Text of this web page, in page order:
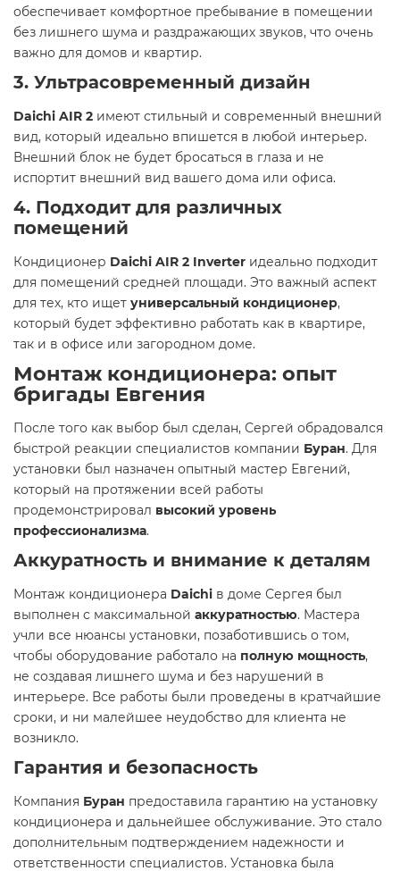
обеспечивает комфортное пребывание в помещении
без лишнего шума и раздражающих звуков, что очень
важно для домов и квартир.
3. Ультрасовременный дизайн
Daichi AIR 2 имеют стильный и современный внешний
вид, который идеально впишется в любой интерьер.
Внешний блок не будет бросаться в глаза и не
испортит внешний вид вашего дома или офиса.
4. Подходит для различных
помещений
Кондиционер Daichi AIR 2 Inverter идеально подходит
для помещений средней площади. Это важный аспект
для тех, кто ищет универсальный кондиционер,
который будет эффективно работать как в квартире,
так и в офисе или загородном доме.
Монтаж кондиционера: опыт
бригады Евгения
После того как выбор был сделан, Сергей обрадовался
быстрой реакции специалистов компании Буран. Для
установки был назначен опытный мастер Евгений,
который на протяжении всей работы
продемонстрировал высокий уровень
профессионализма.
Аккуратность и внимание к деталям
Монтаж кондиционера Daichi в доме Сергея был
выполнен с максимальной аккуратностью. Мастера
учли все нюансы установки, позаботившись о том,
чтобы оборудование работало на полную мощность,
не создавая лишнего шума и без нарушений в
интерьере. Все работы были проведены в кратчайшие
сроки, и ни малейшее неудобство для клиента не
возникло.
Гарантия и безопасность
Компания Буран предоставила гарантию на установку
кондиционера и дальнейшее обслуживание. Это стало
дополнительным подтверждением надежности и
ответственности специалистов. Установка была